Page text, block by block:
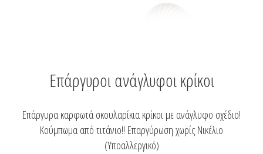
Επάργυροι ανάγλυφοι κρίκοι
Επάργυρα καρφωτά σκουλαρίκια κρίκοι με ανάγλυφο σχέδιο!
Κούμπωμα από τιτάνιο!! Επαργύρωση χωρίς Νικέλιο
(Υποαλλεργικό)